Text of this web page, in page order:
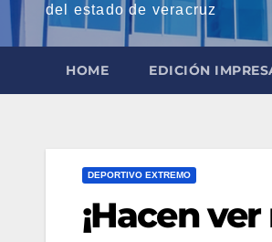
del estado de veracruz
HOME EDICIÓN
DEPORTIVO EXTREMO
¡Hacen